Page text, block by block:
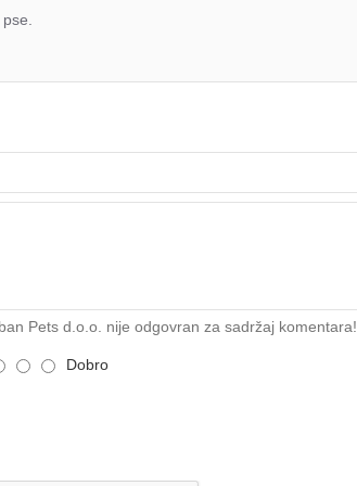
Pets d.o.o. nije odgovran za sadržaj komentara!
Dobro